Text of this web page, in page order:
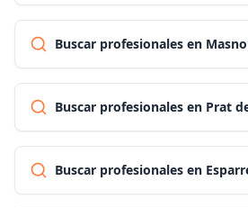
Buscar profesionales en
Buscar profesionales en Prat
Buscar profesionales en